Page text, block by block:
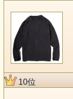
10位